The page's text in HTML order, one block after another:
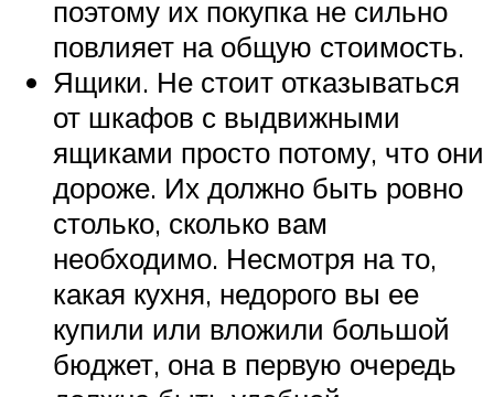
поэтому их покупка не сильно
повлияет на общую стоимость.
Ящики. Не стоит отказываться
от шкафов с выдвижными
ящиками просто потому, что они
дороже. Их должно быть ровно
столько, сколько вам
необходимо. Несмотря на то,
какая кухня, недорого вы ее
купили или вложили большой
бюджет, она в первую очередь